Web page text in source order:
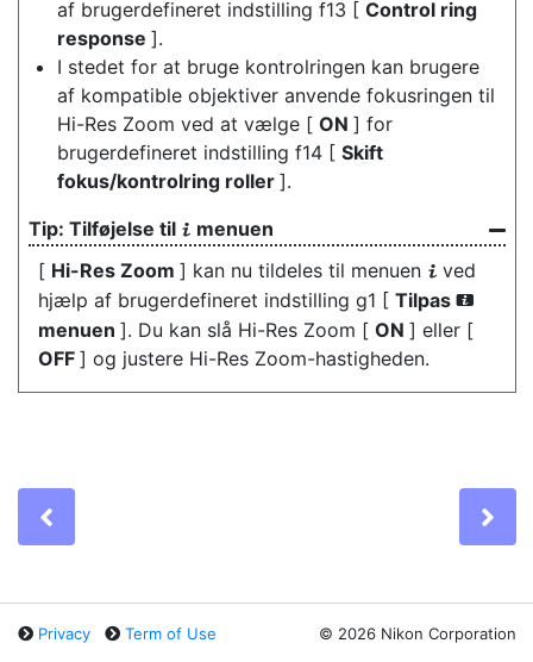
af brugerdefineret indstilling f13 [ Control ring
response ].
I stedet for at bruge kontrolringen kan brugere
af kompatible objektiver anvende fokusringen til
Hi-Res Zoom ved at vælge [ ON ] for
brugerdefineret indstilling f14 [ Skift
fokus/kontrolring roller ].
Tilføjelse til i menuen
[ Hi-Res Zoom ] kan nu tildeles til menuen i ved
hjælp af brugerdefineret indstilling g1 [ Tilpas i
menuen ]. Du kan slå Hi-Res Zoom [ ON ] eller [
OFF ] og justere Hi-Res Zoom-hastigheden.
Privacy Term of Use © 2026 Nikon Corporation